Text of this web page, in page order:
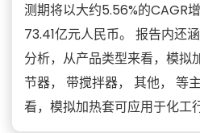
测期将以大约5.56%的CAGR
73.41亿元人民币。 报告内还
分析，从产品类型来看，模拟
节器， 带搅拌器， 其他， 等
看，模拟加热套可应用于化工